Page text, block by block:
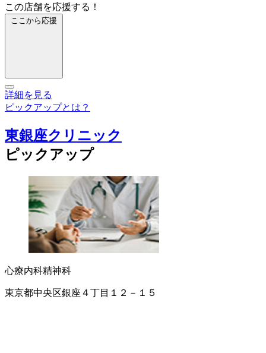
この店舗を応援する！
ここから応援
詳細を見る
ピックアップとは？
東銀座クリニック
ピックアップ
心療内科精神科
東京都中央区銀座４丁目１２－１５